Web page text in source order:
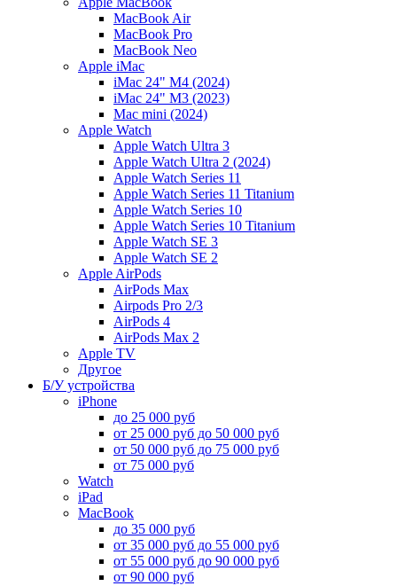
MacBook Air
MacBook Pro
MacBook Neo
Apple iMac
iMac 24" M4 (2024)
iMac 24" M3 (2023)
Mac mini (2024)
Apple Watch
Apple Watch Ultra 3
Apple Watch Ultra 2 (2024)
Apple Watch Series 11
Apple Watch Series 11 Titanium
Apple Watch Series 10
Apple Watch Series 10 Titanium
Apple Watch SE 3
Apple Watch SE 2
Apple AirPods
AirPods Max
Airpods Pro 2/3
AirPods 4
AirPods Max 2
Apple TV
Другое
Б/У устройства
iPhone
до 25 000 руб
от 25 000 руб до 50 000 руб
от 50 000 руб до 75 000 руб
от 75 000 руб
Watch
iPad
MacBook
до 35 000 руб
от 35 000 руб до 55 000 руб
от 55 000 руб до 90 000 руб
от 90 000 руб